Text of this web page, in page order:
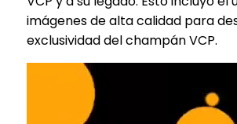
imágenes de alta calidad para
exclusividad del champán VCP.